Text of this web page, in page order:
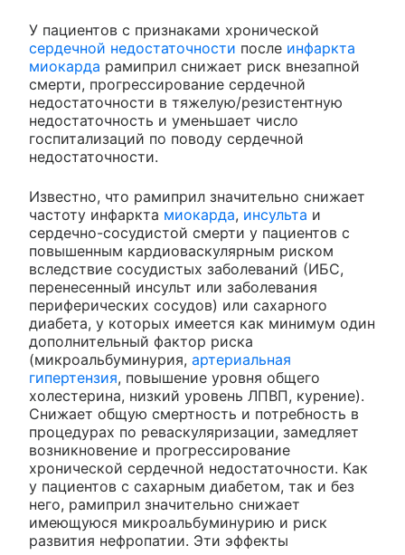
У пациентов с признаками хронической
сердечной недостаточности после инфаркта
миокарда рамиприл снижает риск внезапной
смерти, прогрессирование сердечной
недостаточности в тяжелую/резистентную
недостаточность и уменьшает число
госпитализаций по поводу сердечной
недостаточности.
Известно, что рамиприл значительно снижает
частоту инфаркта миокарда, инсульта и
сердечно-сосудистой смерти у пациентов с
повышенным кардиоваскулярным риском
вследствие сосудистых заболеваний (ИБС,
перенесенный инсульт или заболевания
периферических сосудов) или сахарного
диабета, у которых имеется как минимум один
дополнительный фактор риска
(микроальбуминурия, артериальная
гипертензия, повышение уровня общего
холестерина, низкий уровень ЛПВП, курение).
Снижает общую смертность и потребность в
процедурах по реваскуляризации, замедляет
возникновение и прогрессирование
хронической сердечной недостаточности. Как
у пациентов с сахарным диабетом, так и без
него, рамиприл значительно снижает
имеющуюся микроальбуминурию и риск
развития нефропатии. Эти эффекты